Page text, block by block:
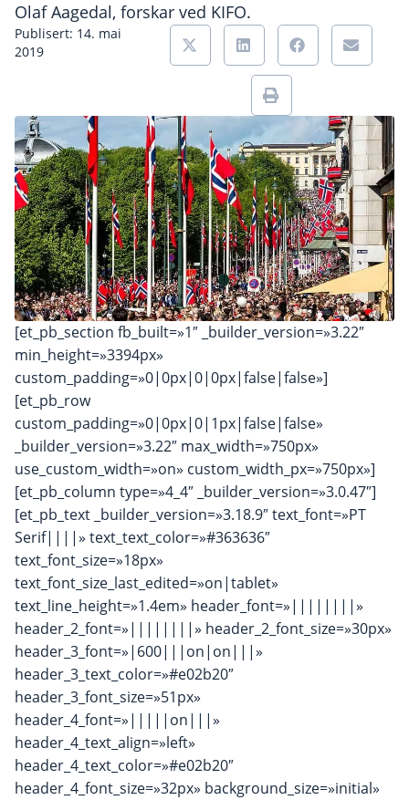
Olaf Aagedal, forskar ved KIFO.
Publisert: 14. mai
2019
[et_pb_section fb_built=»1″ _builder_version=»3.22″
min_height=»3394px»
custom_padding=»0|0px|0|0px|false|false»]
[et_pb_row
custom_padding=»0|0px|0|1px|false|false»
_builder_version=»3.22″ max_width=»750px»
use_custom_width=»on» custom_width_px=»750px»]
[et_pb_column type=»4_4″ _builder_version=»3.0.47″]
[et_pb_text _builder_version=»3.18.9″ text_font=»PT
Serif||||» text_text_color=»#363636″
text_font_size=»18px»
text_font_size_last_edited=»on|tablet»
text_line_height=»1.4em» header_font=»||||||||»
header_2_font=»||||||||» header_2_font_size=»30px»
header_3_font=»|600|||on|on|||»
header_3_text_color=»#e02b20″
header_3_font_size=»51px»
header_4_font=»|||||on|||»
header_4_text_align=»left»
header_4_text_color=»#e02b20″
header_4_font_size=»32px» background_size=»initial»